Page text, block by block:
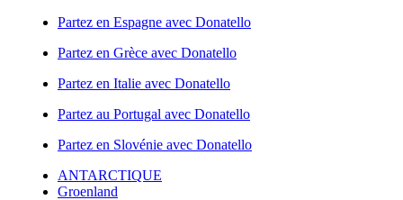
Partez en Espagne avec Donatello
Partez en Grèce avec Donatello
Partez en Italie avec Donatello
Partez au Portugal avec Donatello
Partez en Slovénie avec Donatello
ANTARCTIQUE
Groenland